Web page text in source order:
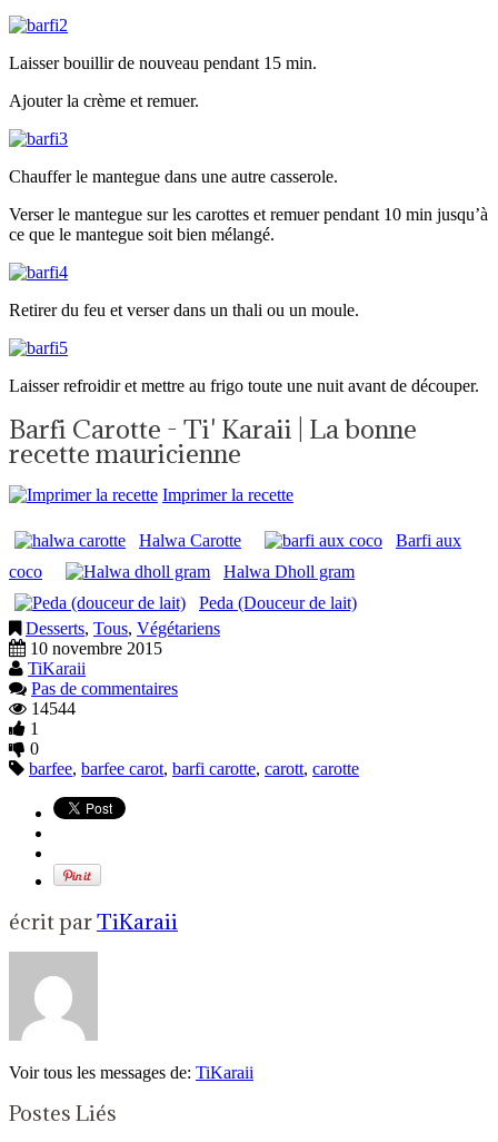
Laisser bouillir de nouveau pendant 15 min.
Ajouter la crème et remuer.
Chauffer le mantegue dans une autre casserole.
Verser le mantegue sur les carottes et remuer pendant 10 min jusqu’à
ce que le mantegue soit bien mélangé.
Retirer du feu et verser dans un thali ou un moule.
Laisser refroidir et mettre au frigo toute une nuit avant de découper.
Barfi Carotte - Ti' Karaii | La bonne
recette mauricienne
Imprimer la recette
Halwa Carotte
Barfi aux
coco
Halwa Dholl gram
Peda (Douceur de lait)
Desserts, Tous, Végétariens
10 novembre 2015
TiKaraii
Pas de commentaires
14544
1
0
barfee, barfee carot, barfi carotte, carott, carotte
écrit parTiKaraii
Voir tous les messages de: TiKaraii
Postes Liés